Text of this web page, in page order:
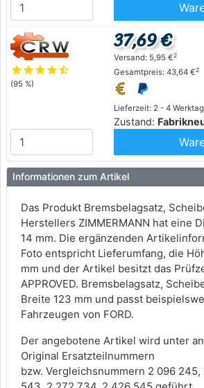
starstarstarstarstar_half
(95 %)
Lieferzeit: 2 - 4
Zustand:
37,69 €
Versand: 5,95 €2
Gesamtpreis: 43,64 €2
Informationen zum Artikel
Das Produkt Bremsbelagsatz,
Herstellers ZIMMERMANN hat eine
14 mm. Die ergänzenden
Foto entspricht Lieferumfang, die
mm und der Artikel besitzt das
APPROVED. Bremsbelagsatz,
Breite 123 mm und passt
Fahrzeugen von FORD.
Der angebotene Artikel wird unter
Original Ersatzteilnummern
bzw. Vergleichsnummern 2 096 245,